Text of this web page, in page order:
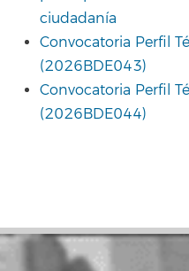
ciudadanía
Convocatoria Perfil
(2026BDE043)
Convocatoria Perfil
(2026BDE044)